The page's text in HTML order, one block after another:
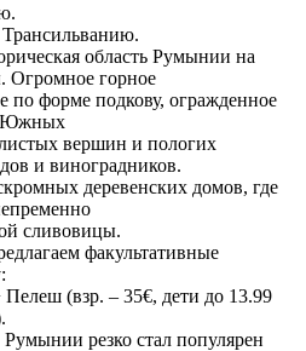
область Румынии на
Огромное горное
по форме подкову, огражденное
Южных
вершин и пологих
и виноградников.
деревенских домов, где
сливовицы.
факультативные
(взр. – 35€, дети до 13.99
резко стал популярен